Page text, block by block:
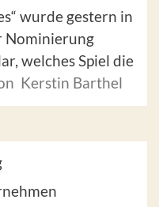
wurde gestern in
Nominierung
welches Spiel die
Kerstin Barthel